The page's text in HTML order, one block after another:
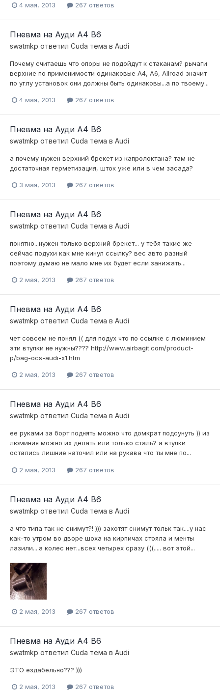
4 мая, 2013 267 ответов
Пневма на Ауди А4 В6
swatmkp ответил Cuda тема в Audi
Почему считаешь что опоры не подойдут к стаканам? рычаги
верхние по применимости одинаковые А4, А6, Allroad значит
по углу установок они должны быть одинаковы...а по твоему...
4 мая, 2013 267 ответов
Пневма на Ауди А4 В6
swatmkp ответил Cuda тема в Audi
а почему нужен верхний брекет из капролоктана? там не
достаточная герметизация, шток уже или в чем засада?
3 мая, 2013 267 ответов
Пневма на Ауди А4 В6
swatmkp ответил Cuda тема в Audi
понятно...нужен только верхний брекет... у тебя такие же
сейчас подухи как мне кинул ссылку? вес авто разный
поэтому думаю не мало мне их будет если занижать...
2 мая, 2013 267 ответов
Пневма на Ауди А4 В6
swatmkp ответил Cuda тема в Audi
чет совсем не понял (( для подух что по ссылке с люминием
эти втулки не нужны???? http://www.airbagit.com/product-
p/bag-ocs-audi-x1.htm
2 мая, 2013 267 ответов
Пневма на Ауди А4 В6
swatmkp ответил Cuda тема в Audi
ее руками за борт поднять можно что домкрат подсунуть )) из
люминия можно их делать или только сталь? а втулки
остались лишние наточил или на рукава что ты мне по...
2 мая, 2013 267 ответов
Пневма на Ауди А4 В6
swatmkp ответил Cuda тема в Audi
а что типа так не снимут?! ))) захотят снимут тольк так....у нас
как-то утром во дворе шоха на кирпичах стояла и менты
лазили....а колес нет...всех четырех сразу (((..... вот этой...
2 мая, 2013 267 ответов
Пневма на Ауди А4 В6
swatmkp ответил Cuda тема в Audi
ЭТО ездабельно??? )))
2 мая, 2013 267 ответов